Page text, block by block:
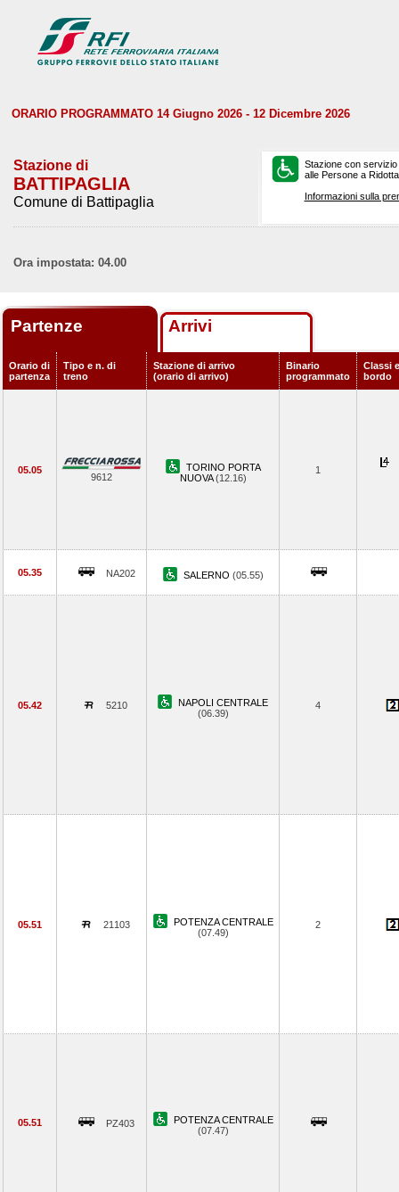
ORARIO PROGRAMMATO 14 Giugno 2026 - 12 Dicembre 2026
Stazione di
BATTIPAGLIA
Comune di Battipaglia
Stazione con
alle Persone a
Informazioni sulla
Ora impostata: 04.00
Partenze Arrivi
Orario di
partenza
Tipo e n. di
treno
Stazione di arrivo
(orario di arrivo)
Binario
programmato
Classi
bordo
05.05
9612
TORINO PORTA
NUOVA(12.16)
1
05.35 NA202 SALERNO (05.55)
05.42 5210
NAPOLI CENTRALE
(06.39)
4
05.51 21103
POTENZA CENTRALE
(07.49)
2
05.51 PZ403
POTENZA CENTRALE
(07.47)